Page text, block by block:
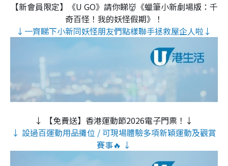
【新會員限定】《U GO》請你睇👹《蠟筆小新劇場版：千
奇百怪！我的妖怪假期》！
↓一齊睇下小新同妖怪朋友們點樣聯手拯救屋企人啦↓
↓ 【免費送】香港運動節2026電子門票！↓
↓ 設過百運動用品攤位 / 可現場體驗多項新穎運動及觀賞
賽事🔥 ↓